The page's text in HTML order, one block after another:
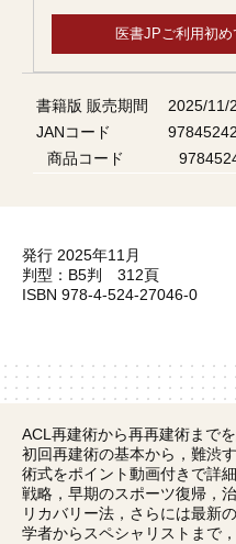
医書JPご利用初
書籍版 販売期間
2025/11/
JANコード
商品コード
発行 2025年11月
判型：B5判 312頁
ISBN 978-4-524-27046-0
ACL再建術から再再建術まで
初回再建術の基本から，難渋
術式をポイント動画付きで詳
戦略，早期のスポーツ復帰，
リカバリー法，さらには最新
学者からスペシャリストまで